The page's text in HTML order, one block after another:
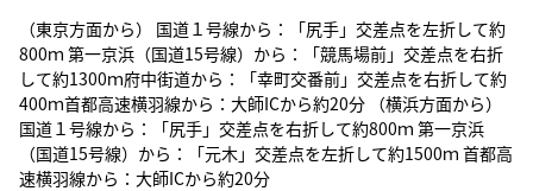
（東京方面から） 国道１号線から：「尻手」交差点を左折して約
800ｍ 第一京浜（国道15号線）から：「競馬場前」交差点を右折
して約1300ｍ府中街道から：「幸町交番前」交差点を右折して約
400ｍ首都高速横羽線から：大師ICから約20分 （横浜方面から）
国道１号線から：「尻手」交差点を右折して約800ｍ 第一京浜
（国道15号線）から：「元木」交差点を左折して約1500ｍ 首都高
速横羽線から：大師ICから約20分